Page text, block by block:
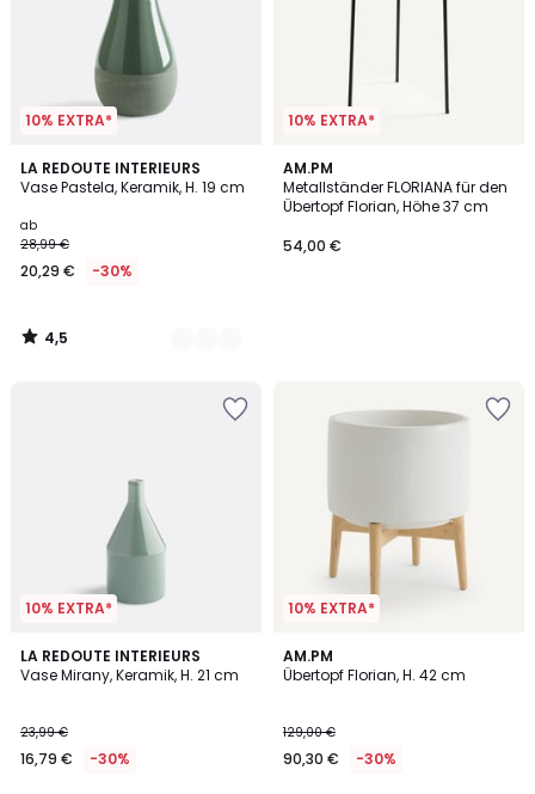
10% EXTRA*
LA REDOUTE INTERIEURS
Vase Pastela, Keramik, H. 19 cm
ab
28,99 €
20,29 € -30%
4,5
/ 5
3
Farben
4,5
/
10% EXTRA*
AM.PM
Metallständer FLORIANA für den
Übertopf Florian, Höhe 37 cm
54,00 €
10% EXTRA*
LA REDOUTE INTERIEURS
Vase Mirany, Keramik, H. 21 cm
23,99 €
16,79 € -30%
3,9
/ 5
10% EXTRA*
AM.PM
Übertopf Florian, H. 42 cm
129,00 €
90,30 € -30%
4,4
/ 5